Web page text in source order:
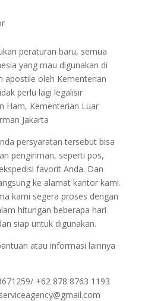
peraturan baru, semua
yang mau digunakan di
apostile oleh Kementerian
perlu lagi legalisir
Ham, Kementerian Luar
Jakarta
persyaratan tersebut bisa
pengiriman, seperti pos,
favorit Anda. Dan
ke alamat kantor kami.
kami segera proses dengan
hitungan beberapa hari
siap untuk digunakan.
atau informasi lainnya
+62 878 8763 1193